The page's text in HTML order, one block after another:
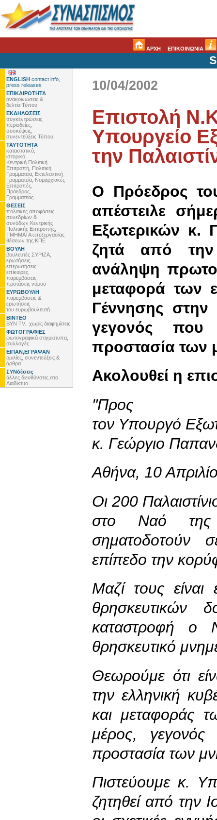
ΑΡΧΗ ΕΠΙΚΟΙΝΩΝΙΑ
ENGLISH contact info,
press releases
ΕΠΙΚΑΙΡΟΤΗΤΑ
ανακοινώσεις &
δελτία Τύπου
ΕΚΔΗΛΩΣΕΙΣ
συγκεντρώσεις,
περιοδείες,
συσκέψεις,
συνεντεύξεις Τύπου
ΤΑΥΤΟΤΗΤΑ
καταστατικό,
ιστορικό,
Κεντρική Πολιτική
Επιτροπή, Πολιτική
Γραμματεία, Εκτελεστική
Γραμματεία, Νομαρχιακές
Επιτροπές,
Πρόεδρος,
Γραμματέας
ΘΕΣΕΙΣ
πολιτικές αποφάσεις
συνεδρίων &
συνόδων Κεντρικής
Πολιτικής Επιτροπής,
ΤΜΗΜΑΤΑ επεξεργασίας
θέσεων της ΚΠΕ
ΒΟΥΛΗ
βουλευτές ΣΥΡΙΖΑ,
ερωτήσεις,
επερωτήσεις,
επίκαιρες,
παρεμβάσεις,
προτάσεις νόμου
ΕΥΡΩΒΟΥΛΗ
παρεμβάσεις &
ερωτήσεις
του ευρωβουλευτή
ΒΙΝΤΕΟ
SYN TV.. χωρίς διαφημίσεις
ΦΩΤΟΓΡΑΦΙΕΣ
φωτογραφικά στιγμιότυπα,
συλλογές
ΕΙΠΑΝ,ΕΓΡΑΨΑΝ
ομιλίες, συνεντεύξεις &
άρθρα
ΣΥΝδέσεις
άλλες διευθύνσεις στο
Διαδίκτυο
10/04/2002
Επιστολή
Υπουργείο
την
Ο Πρόεδρος
απέστειλε
Εξωτερικών κ.
ζητά από την
ανάληψη
μεταφορά των
Γέννησης
γεγονός που
προστασία των
Ακολουθεί η
"Προς
τον Υπουργό
κ. Γεώργιο
Αθήνα, 10
Οι 200
στο Ναό της
σηματοδοτούν
επίπεδο την
Μαζί τους είναι
θρησκευτικών
καταστροφή ο
θρησκευτικό
Θεωρούμε ότι
την ελληνική
και μεταφοράς
μέρος,
προστασία των
Πιστεύουμε κ.
ζητηθεί από την